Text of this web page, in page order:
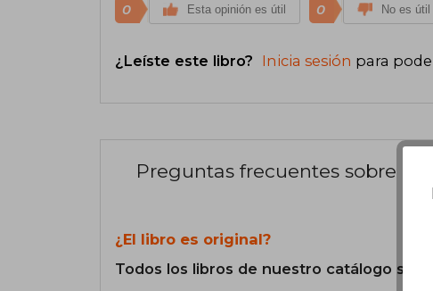
0 Esta opinión es útil 0 No es útil
¿Leíste este libro? Inicia sesión para
Preguntas frecuentes sobre el
¿El libro es original?
Todos los libros de nuestro catálogo son